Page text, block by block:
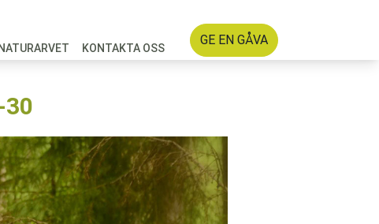
NATURARVET KONTAKTA OSS
GE EN GÅVA
30